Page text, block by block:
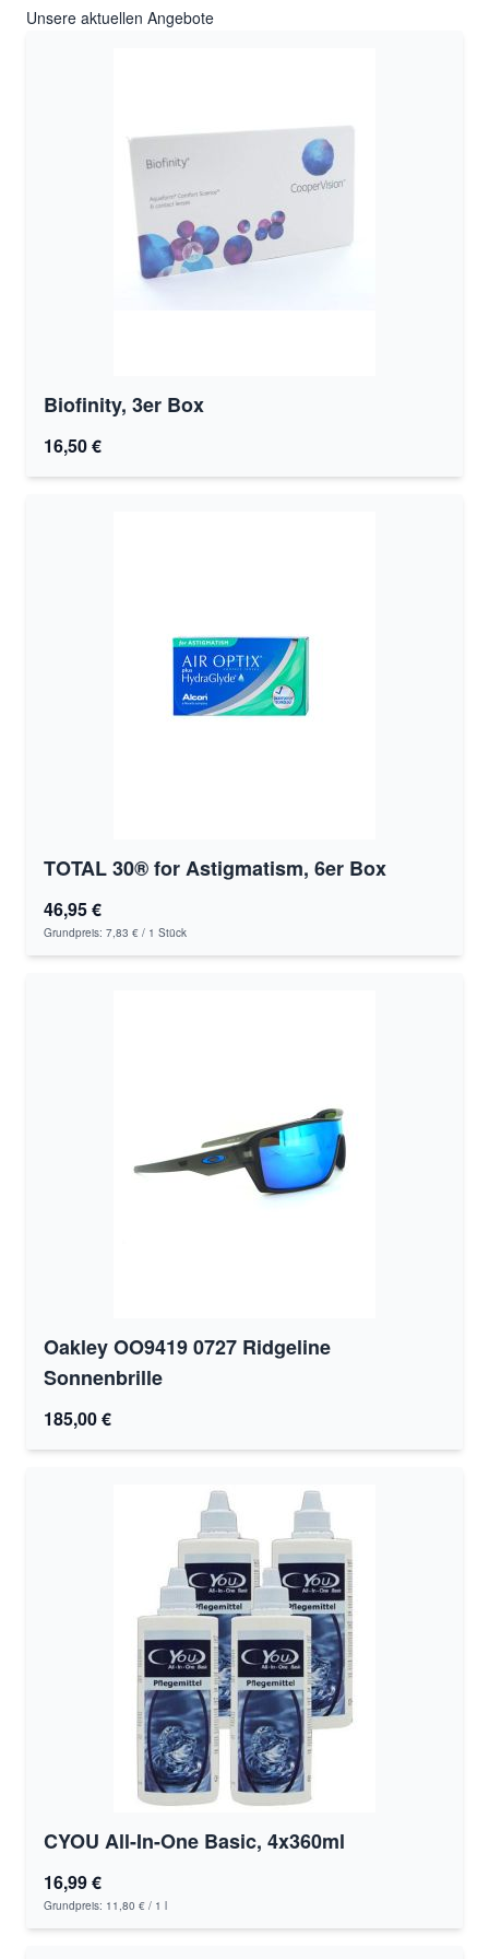
Unsere aktuellen Angebote
Biofinity, 3er Box
16,50 €
TOTAL 30® for Astigmatism, 6er Box
46,95 €
Grundpreis: 7,83 € / 1 Stück
Oakley OO9419 0727 Ridgeline
Sonnenbrille
185,00 €
CYOU All-In-One Basic, 4x360ml
16,99 €
Grundpreis: 11,80 € / 1 l